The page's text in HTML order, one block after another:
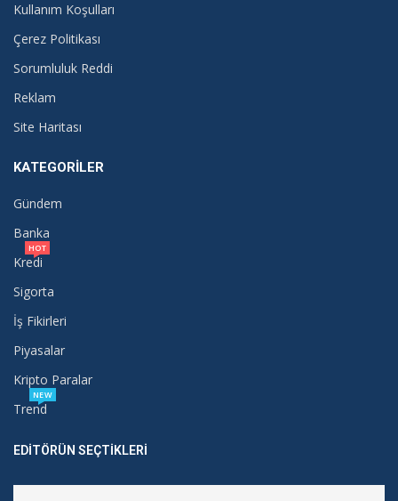
Kullanım Koşulları
Çerez Politikası
Sorumluluk Reddi
Reklam
Site Haritası
KATEGORILER
Gündem
Banka
Kredi
HOT
Sigorta
İş Fikirleri
Piyasalar
Kripto Paralar
Trend
NEW
EDITÖRÜN SEÇTIKLERI